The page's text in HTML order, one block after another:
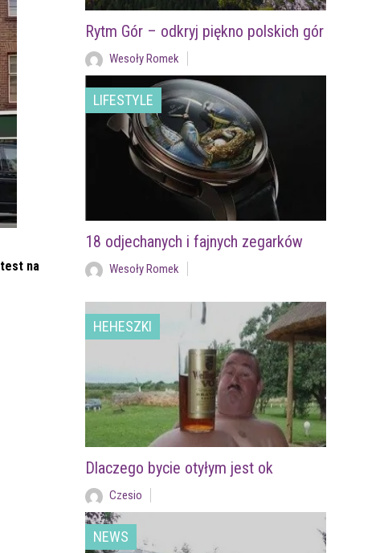
test na
Rytm Gór – odkryj piękno polskich gór
Wesoły Romek
LIFESTYLE
18 odjechanych i fajnych zegarków
Wesoły Romek
HEHESZKI
Dlaczego bycie otyłym jest ok
Czesio
NEWS